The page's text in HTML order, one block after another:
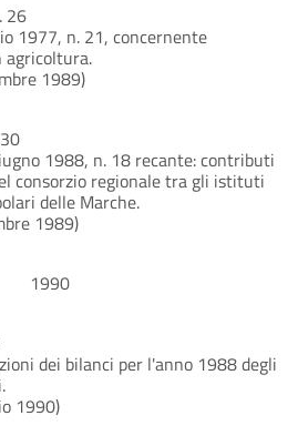
26
1977, n. 21, concernente
1989)
1988, n. 18 recante: contributi
consorzio regionale tra gli istituti
delle Marche.
1989)
1990
dei bilanci per l'anno 1988 degli
1990)